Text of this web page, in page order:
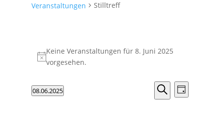
Veranstaltungen Stilltreff
für
8.
2025
Hinweis
Keine Veranstaltungen für 8. Juni 2025
vorgesehen.
Suche
Suche
Tag
08.06.2025